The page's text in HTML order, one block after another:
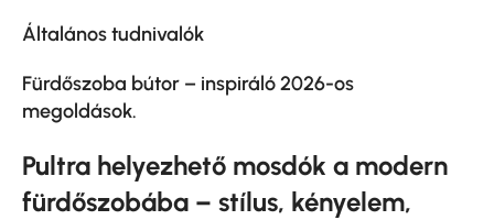
Általános tudnivalók
Fürdőszoba bútor – inspiráló 2026-os
megoldások.
Pultra helyezhető mosdók a modern
fürdőszobába – stílus, kényelem,